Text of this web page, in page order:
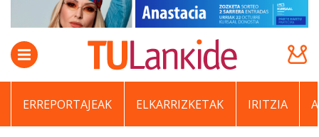
ERREPORTAJEAK ELKARRIZKETAK IRITZIA